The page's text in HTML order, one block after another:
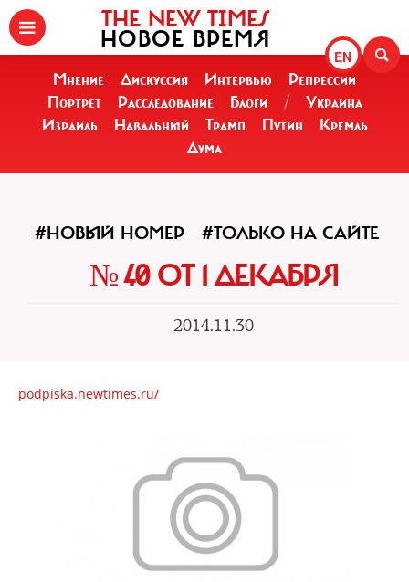
EN
THE NEW TIMES
НОВОЕ ВРЕМЯ
Мнение Дискуссия Интервью
Репрессии
Портрет
Расследование Блоги /
Украина
Израиль
Навальный Трамп Путин
Кремль
Дума
#НОВЫЙ НОМЕР #ТОЛЬКО НА САЙТЕ
№ 40 ОТ 1 ДЕКАБРЯ
2014.11.30
podpiska.newtimes.ru/